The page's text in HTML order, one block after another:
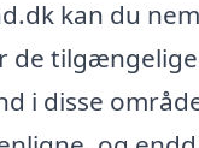
kan du
de tilgængelige
i disse